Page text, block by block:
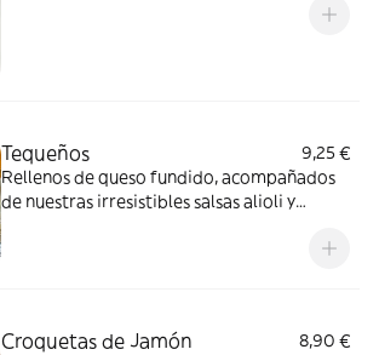
Tequeños
9,25 €
Rellenos de queso fundido, acompañados
de nuestras irresistibles salsas alioli y
Croquetas de Jamón 8,90 €